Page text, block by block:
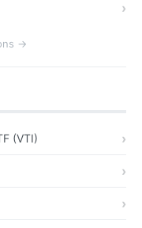
→
(VTI)